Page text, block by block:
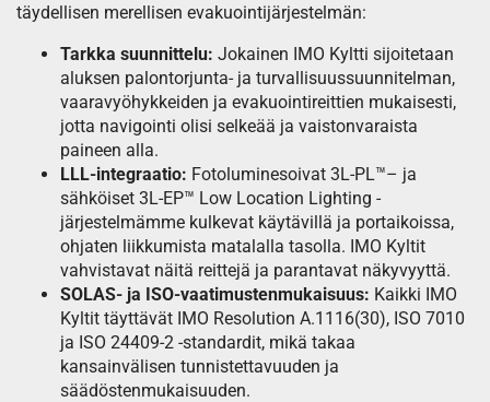
täydellisen merellisen evakuointijärjestelmän:
Tarkka suunnittelu: Jokainen IMO Kyltti sijoitetaan
aluksen palontorjunta- ja turvallisuussuunnitelman,
vaaravyöhykkeiden ja evakuointireittien mukaisesti,
jotta navigointi olisi selkeää ja vaistonvaraista
paineen alla.
LLL-integraatio: Fotoluminesoivat 3L-PL™– ja
sähköiset 3L-EP™ Low Location Lighting -
järjestelmämme kulkevat käytävillä ja portaikoissa,
ohjaten liikkumista matalalla tasolla. IMO Kyltit
vahvistavat näitä reittejä ja parantavat näkyvyyttä.
SOLAS- ja ISO-vaatimustenmukaisuus: Kaikki IMO
Kyltit täyttävät IMO Resolution A.1116(30), ISO 7010
ja ISO 24409-2 -standardit, mikä takaa
kansainvälisen tunnistettavuuden ja
säädöstenmukaisuuden.